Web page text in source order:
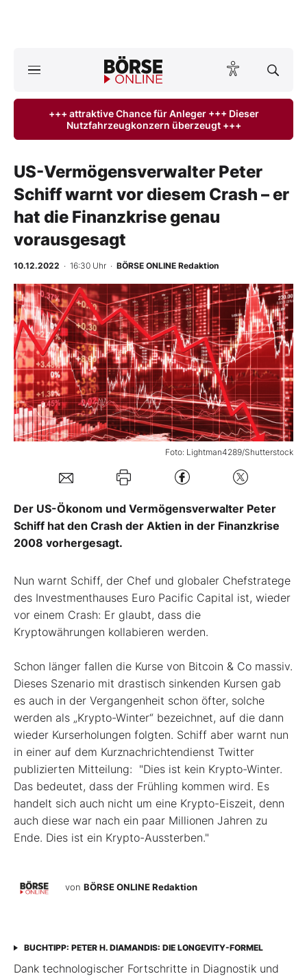
ktuelle Ausgabe BÖRSE ONLINE lesen
Anlageprodukte
Finanz-Check
BO-Musterdepots
Experten
Mein B:O
Mein Konto
Folgen Sie uns
Kontakt
+++ attraktive Chance für Anleger +++ Dieser
Nutzfahrzeugkonzern überzeugt +++
US-Vermögensverwalter Peter
Schiff warnt vor diesem Crash – er
hat die Finanzkrise genau
vorausgesagt
10.12.2022 · 16:30 Uhr · BÖRSE ONLINE Redaktion
Foto: Lightman4289/Shutterstock
Der US-Ökonom und Vermögensverwalter Peter
Schiff hat den Crash der Aktien in der Finanzkrise
2008 vorhergesagt.
Nun warnt Schiff, der Chef und globaler Chefstratege
des Investmenthauses Euro Pacific Capital ist, wieder
vor einem Crash: Er glaubt, dass die
Kryptowährungen kollabieren werden.
Schon länger fallen die Kurse von Bitcoin & Co massiv.
Dieses Szenario mit drastisch sinkenden Kursen gab
es auch in der Vergangenheit schon öfter, solche
werden als „Krypto-Winter“ bezeichnet, auf die dann
wieder Kurserholungen folgten. Schiff aber warnt nun
in einer auf dem Kurznachrichtendienst Twitter
publizierten Mitteilung: "Dies ist kein Krypto-Winter.
Das bedeutet, dass der Frühling kommen wird. Es
handelt sich auch nicht um eine Krypto-Eiszeit, denn
auch diese war nach ein paar Millionen Jahren zu
Ende. Dies ist ein Krypto-Aussterben."
von BÖRSE ONLINE Redaktion
BUCHTIPP: PETER H. DIAMANDIS: DIE LONGEVITY-FORMEL
Dank technologischer Fortschritte in Diagnostik und